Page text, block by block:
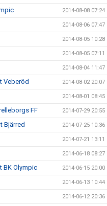
2014-08-08 07:24
2014-08-06 07:47
2014-08-05 10:28
2014-08-05 07:11
2014-08-04 11:47
Veberöd 2014-08-02 20:07
2014-08-01 08:45
FF 2014-07-29 20:55
Bjärred 2014-07-25 10:36
2014-07-21 13:11
2014-06-18 08:27
BK Olympic 2014-06-15 20:00
2014-06-13 10:44
2014-06-12 20:36